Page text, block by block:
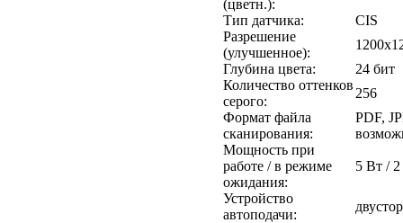
(цветн.):
Тип датчика:
CIS
Разрешение
(улучшенное):
Глубина цвета:
24 бит
Количество оттенков
серого:
256
Формат файла
сканирования:
PDF,
Мощность при
работе / в режиме
ожидания:
5 Вт /
Устройство
автоподачи: